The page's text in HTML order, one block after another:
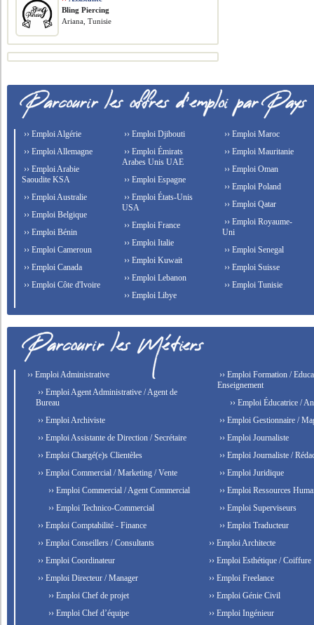
Bling Piercing
Ariana, Tunisie
›› Emploi Algérie
›› Emploi Allemagne
›› Emploi Arabie
Saoudite KSA
›› Emploi Australie
›› Emploi Belgique
›› Emploi Bénin
›› Emploi Cameroun
›› Emploi Canada
›› Emploi Côte d'Ivoire
›› Emploi Djibouti
›› Emploi Émirats
Arabes Unis UAE
›› Emploi Espagne
›› Emploi États-Unis
USA
›› Emploi France
›› Emploi Italie
›› Emploi Kuwait
›› Emploi Lebanon
›› Emploi Libye
›› Emploi Maroc
›› Emploi Mauritanie
›› Emploi Oman
›› Emploi Poland
›› Emploi Qatar
›› Emploi Royaume-
Uni
›› Emploi Senegal
›› Emploi Suisse
›› Emploi Tunisie
›› Emploi Administrative
›› Emploi Agent Administrative / Agent de
Bureau
›› Emploi Archiviste
›› Emploi Assistante de Direction / Secrétaire
›› Emploi Chargé(e)s Clientèles
›› Emploi Commercial / Marketing / Vente
›› Emploi Commercial / Agent Commercial
›› Emploi Technico-Commercial
›› Emploi Comptabilité - Finance
›› Emploi Conseillers / Consultants
›› Emploi Coordinateur
›› Emploi Directeur / Manager
›› Emploi Chef de projet
›› Emploi Chef d’équipe
›› Emploi Formation /
Enseignement
›› Emploi Éducatrice /
›› Emploi Gestionnaire /
›› Emploi Journaliste
›› Emploi Journaliste /
›› Emploi Juridique
›› Emploi Ressources
›› Emploi Superviseurs
›› Emploi Traducteur
›› Emploi Architecte
›› Emploi Esthétique / Coiffure
›› Emploi Freelance
›› Emploi Génie Civil
›› Emploi Ingénieur